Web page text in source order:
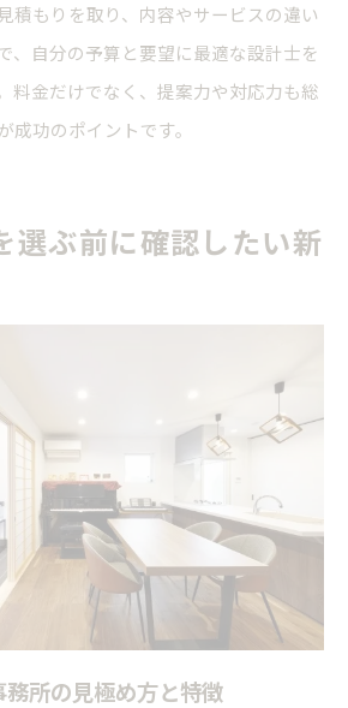
積もりを取り、内容やサービスの違い
、自分の予算と要望に最適な設計士を
料金だけでなく、提案力や対応力も総
成功のポイントです。
選ぶ前に確認したい新
所の見極め方と特徴